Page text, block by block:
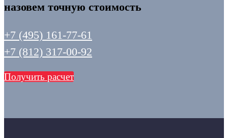
назовем точную стоимость
+7 (495) 161-77-61
+7 (812) 317-00-92
Получить расчет